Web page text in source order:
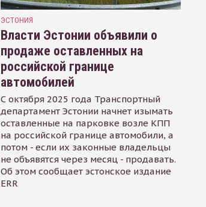
ЭСТОНИЯ
Власти Эстонии объявили о
продаже оставленных на
российской границе
автомобилей
С октября 2025 года Транспортный
департамент Эстонии начнет изымать
оставленные на парковке возле КПП
на российской границе автомобили, а
потом - если их законные владельцы
не объявятся через месяц - продавать.
Об этом сообщает эстонское издание
ERR